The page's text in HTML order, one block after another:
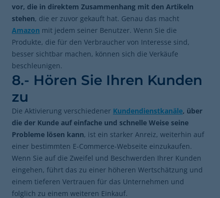
vor, die in direktem Zusammenhang mit den Artikeln
stehen, die er zuvor gekauft hat. Genau das macht
Amazon mit jedem seiner Benutzer. Wenn Sie die
Produkte, die für den Verbraucher von Interesse sind,
besser sichtbar machen, können sich die Verkäufe
beschleunigen.
8.- Hören Sie Ihren Kunden
zu
Die Aktivierung verschiedener Kundendienstkanäle, über
die der Kunde auf einfache und schnelle Weise seine
Probleme lösen kann, ist ein starker Anreiz, weiterhin auf
einer bestimmten E-Commerce-Webseite einzukaufen.
Wenn Sie auf die Zweifel und Beschwerden Ihrer Kunden
eingehen, führt das zu einer höheren Wertschätzung und
einem tieferen Vertrauen für das Unternehmen und
folglich zu einem weiteren Einkauf.